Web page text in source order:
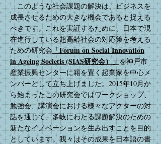
このような社会課題の解決は、ビジネスを
成長させるための大きな機会であると捉える
べきです。これを実証するために、日本で現
在進行している超高齢社会の対応策を考える
ための研究会「Forum on Social Innovation
in Ageing Societis (SIAS研究会）」を神戸市
産業振興センターに籍を置く起業家を中心メ
ンバーとして立ち上げました。2015年10月か
ら始まったこの研究会ではワークショップ、
勉強会、講演会における様々なアクターの対
話を通じて、多岐にわたる課題解決のための
新たなイノベーションを生み出すことを目的
としています。我々はその成果を日本語の書